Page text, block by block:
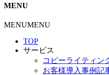
MENU
MENUMENU
TOP
サービス
コピーライティン
お客様導入事例記